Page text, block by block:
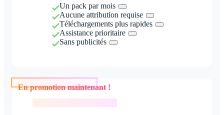
Un pack par mois
Aucune attribution requise
Téléchargements plus rapides
Assistance prioritaire
Sans publicités
En promotion maintenant !